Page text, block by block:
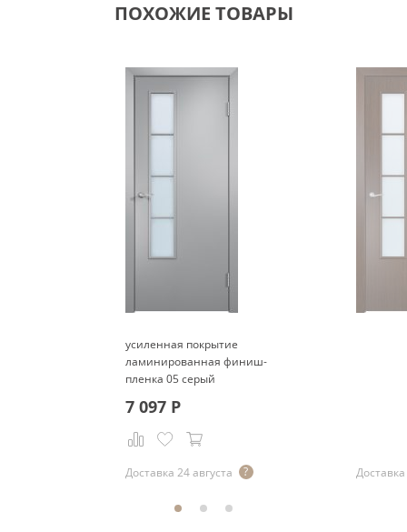
ПОХОЖИЕ ТОВАРЫ
усиленная покрытие
ламинированная финиш-
пленка 05 серый
7 097Р
Доставка 24 августа Доставка